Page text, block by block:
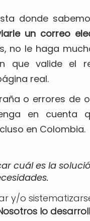
donde
un correo
no le haga
que valide el
real.
o errores de
en cuenta
en Colombia.
cuál es la
y/o
lo